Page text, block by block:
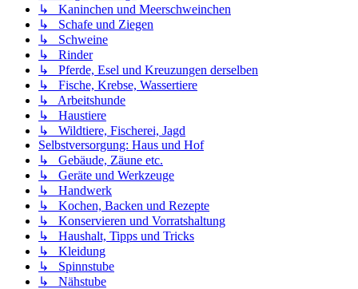
↳ Kaninchen und Meerschweinchen
↳ Schafe und Ziegen
↳ Schweine
↳ Rinder
↳ Pferde, Esel und Kreuzungen derselben
↳ Fische, Krebse, Wassertiere
↳ Arbeitshunde
↳ Haustiere
↳ Wildtiere, Fischerei, Jagd
Selbstversorgung: Haus und Hof
↳ Gebäude, Zäune etc.
↳ Geräte und Werkzeuge
↳ Handwerk
↳ Kochen, Backen und Rezepte
↳ Konservieren und Vorratshaltung
↳ Haushalt, Tipps und Tricks
↳ Kleidung
↳ Spinnstube
↳ Nähstube